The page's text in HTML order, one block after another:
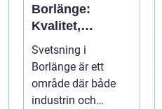
Borlänge:
Kvalitet,
precision och
hållbara
konstruktioner
Svetsning i
Borlänge är ett
område där både
industrin och